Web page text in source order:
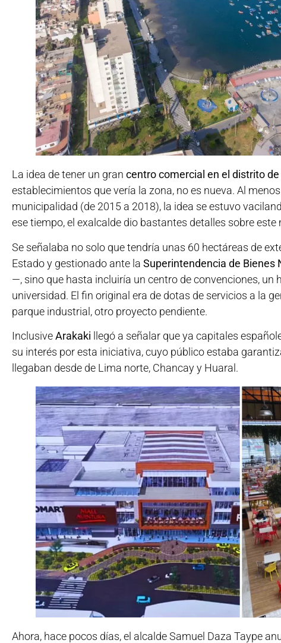
La idea de tener un gran centro comercial en el distrito
establecimientos que vería la zona, no es nueva. Al
municipalidad (de 2015 a 2018), la idea se estuvo
ese tiempo, el exalcalde dio bastantes detalles sobre este
Se señalaba no solo que tendría unas 60 hectáreas de
Estado y gestionado ante la Superintendencia de Bienes
—, sino que hasta incluiría un centro de convenciones, un
universidad. El fin original era de dotas de servicios a la
parque industrial, otro proyecto pendiente.
InclusiveArakaki llegó a señalar que ya capitales
su interés por esta iniciativa, cuyo público estaba
llegaban desde de Lima norte, Chancay y Huaral.
Ahora, hace pocos días, el alcalde Samuel Daza Taype